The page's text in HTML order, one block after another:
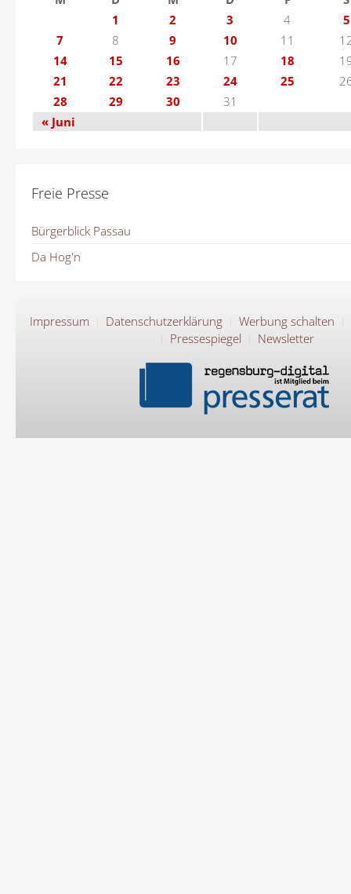
1
2 3 4
5
7
8 9 10 11
14
15 16 17 18
21
22 23 24 25
28
29 30
31
« Juni
Freie Presse
Bürgerblick Passau
Da Hog'n
Impressum Datenschutzerklärung
Werbung schalten
Pressespiegel
Newsletter